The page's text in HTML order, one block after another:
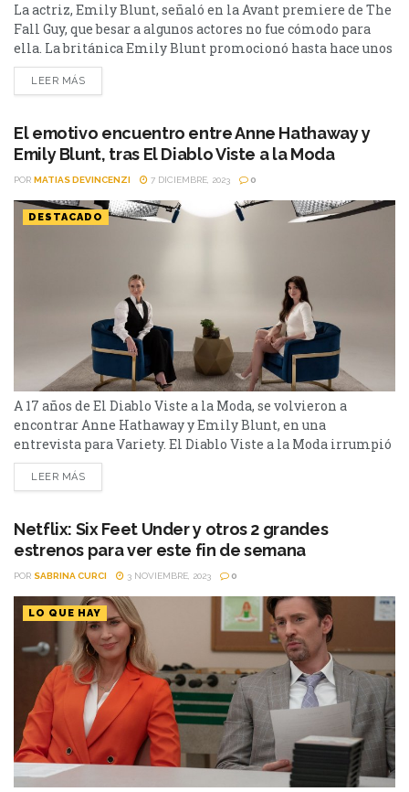
La actriz, Emily Blunt, señaló en la Avant premiere de The
Fall Guy, que besar a algunos actores no fue cómodo para
ella. La británica Emily Blunt promocionó hasta hace unos
días The Fall Guy. La producción que la tiene como
protagonistas junto a Ryan Gosling, y tiene como sinopsis:
LEER MÁS
El emotivo encuentro entre Anne Hathaway y
Emily Blunt, tras El Diablo Viste a la Moda
POR MATIAS DEVINCENZI 7 DICIEMBRE, 2023 0
DESTACADO
A 17 años de El Diablo Viste a la Moda, se volvieron a
encontrar Anne Hathaway y Emily Blunt, en una
entrevista para Variety. El Diablo Viste a la Moda irrumpió
en el cine hace 17 años con el protagonismo de Meryl
Streep como Miranda Priestly, Anne Hathaway como
Ahora las...
LEER MÁS
Netflix: Six Feet Under y otros 2 grandes
estrenos para ver este fin de semana
POR SABRINA CURCI 3 NOVIEMBRE, 2023 0
LO QUE HAY